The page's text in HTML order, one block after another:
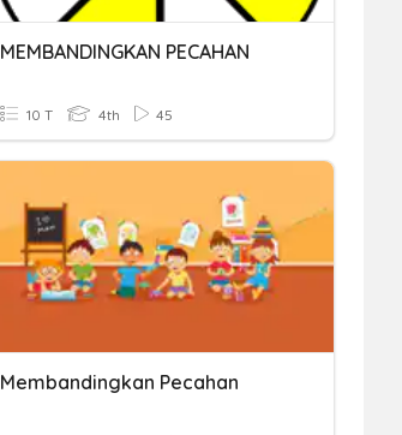
MEMBANDINGKAN PECAHAN
10 T 4th 45
Membandingkan Pecahan